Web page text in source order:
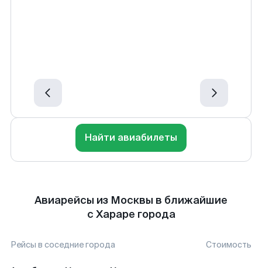
Найти авиабилеты
Авиарейсы из Москвы в ближайшие
с Хараре города
Рейсы в соседние города Стоимость